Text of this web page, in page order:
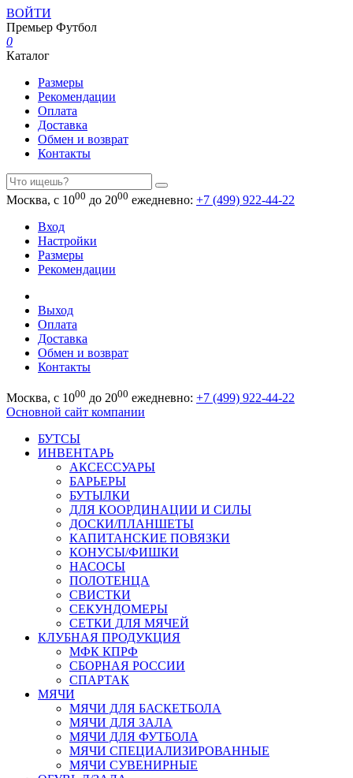
ВОЙТИ
Премьер Футбол
0
Каталог
Размеры
Рекомендации
Оплата
Доставка
Обмен и возврат
Контакты
Москва, с 1000 до 2000 ежедневно: +7 (499) 922-44-22
Вход
Настройки
Размеры
Рекомендации
Выход
Оплата
Доставка
Обмен и возврат
Контакты
Москва, с 1000 до 2000 ежедневно: +7 (499) 922-44-22
Основной сайт компании
БУТСЫ
ИНВЕНТАРЬ
АКСЕССУАРЫ
БАРЬЕРЫ
БУТЫЛКИ
ДЛЯ КООРДИНАЦИИ И СИЛЫ
ДОСКИ/ПЛАНШЕТЫ
КАПИТАНСКИЕ ПОВЯЗКИ
КОНУСЫ/ФИШКИ
НАСОСЫ
ПОЛОТЕНЦА
СВИСТКИ
СЕКУНДОМЕРЫ
СЕТКИ ДЛЯ МЯЧЕЙ
КЛУБНАЯ ПРОДУКЦИЯ
МФК КПРФ
СБОРНАЯ РОССИИ
СПАРТАК
МЯЧИ
МЯЧИ ДЛЯ БАСКЕТБОЛА
МЯЧИ ДЛЯ ЗАЛА
МЯЧИ ДЛЯ ФУТБОЛА
МЯЧИ СПЕЦИАЛИЗИРОВАННЫЕ
МЯЧИ СУВЕНИРНЫЕ